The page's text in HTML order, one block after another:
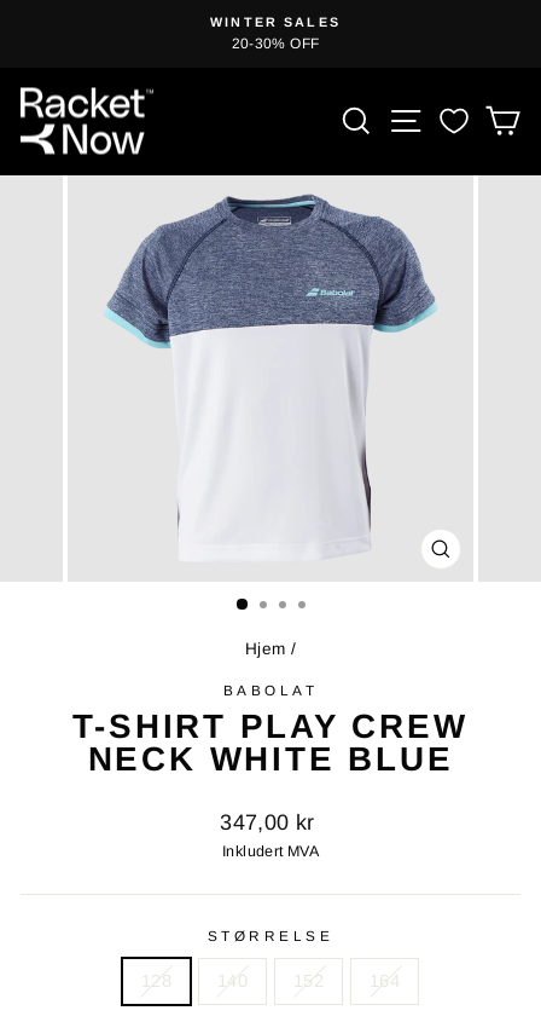
Sett
WINTER SALES
20-30% OFF
LUKK
(ESC)
Hjem /
BABOLAT
T-SHIRT PLAY CREW
NECK WHITE BLUE
Opprinnelig
pris
347,00 kr
Inkludert MVA
STØRRELSE
128 140 152 164